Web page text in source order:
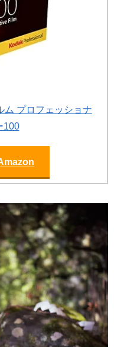
ム プロフェッショナ
100